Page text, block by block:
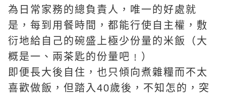
為日常家務的總負責人，唯一的好處就
是，每到用餐時間，都能行使自主權，敷
衍地給自己的碗盛上極少份量的米飯（大
概是一、兩茶匙的份量吧﹗）
即便長大後自住，也只傾向煮雜糧而不太
喜歡做飯，但踏入40歲後，不知怎的，突